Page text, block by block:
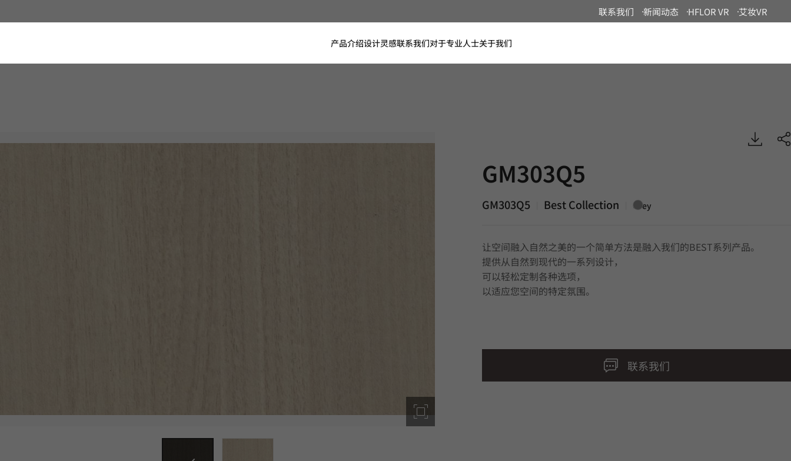
联系我们 新闻动态 HFLOR VR 艾妆VR
产品介绍设计灵感联系我们对于专业人士关于我们
GM303Q5
GM303Q5 Best Collection Grey
让空间融入自然之美的一个简单方法是融入我们的BEST系列产品。
提供从自然到现代的一系列设计，
可以轻松定制各种选项，
以适应您空间的特定氛围。
联系我们